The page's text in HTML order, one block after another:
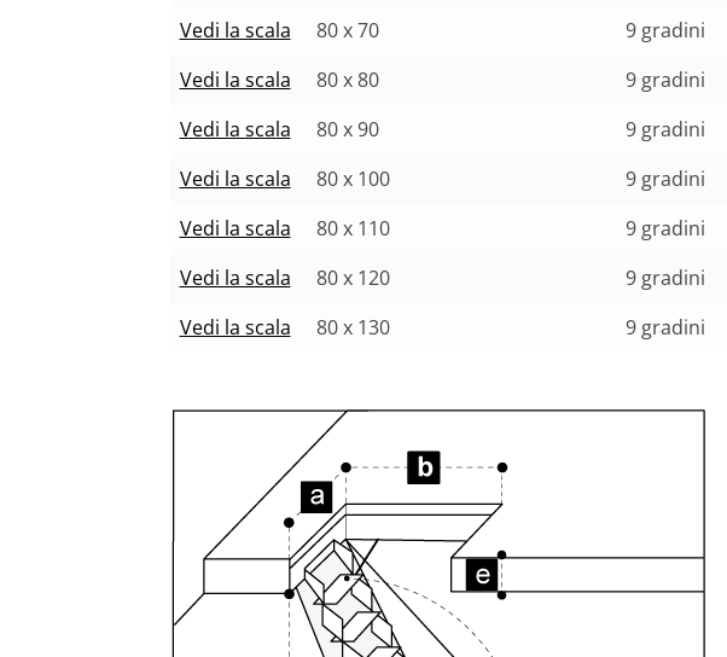
Vedi la scala
80 x 70 9 gradini
Vedi la scala
80 x 80 9 gradini
Vedi la scala
80 x 90 9 gradini
Vedi la scala
80 x 100 9 gradini
Vedi la scala
80 x 110 9 gradini
Vedi la scala
80 x 120 9 gradini
Vedi la scala
80 x 130 9 gradini